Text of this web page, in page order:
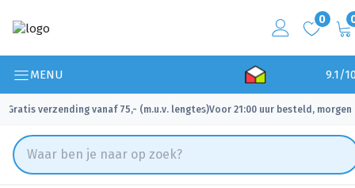
0
MENU 9.1/
Gratis verzending vanaf 75,- (m.u.v. lengtes)
✓ Voor 21:00 uur besteld, morgen